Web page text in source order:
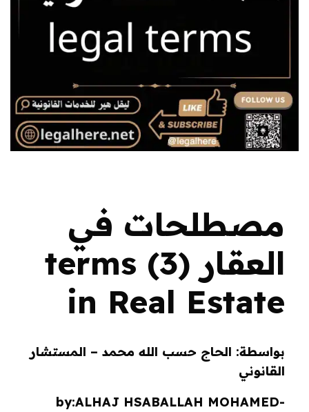
مصطلحات في
العقار (3) terms
in Real Estate
بواسطة: الحاج حسب الله محمد – المستشار
القانوني
by:ALHAJ HSABALLAH MOHAMED-